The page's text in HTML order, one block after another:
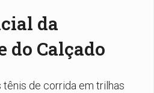
da
do Calçado
tênis de corrida em trilhas